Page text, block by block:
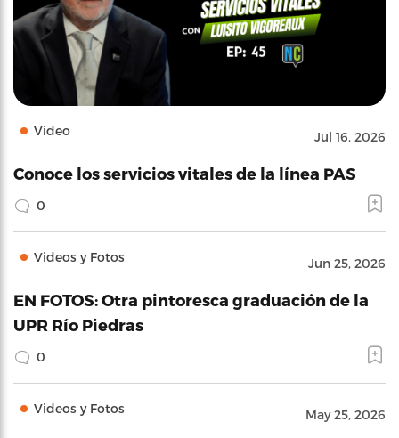
Video Jul 16, 2026
Conoce los servicios vitales de la línea PAS
0
Videos y Fotos Jun 25, 2026
EN FOTOS: Otra pintoresca graduación de la
UPR Río Piedras
0
Videos y Fotos May 25, 2026